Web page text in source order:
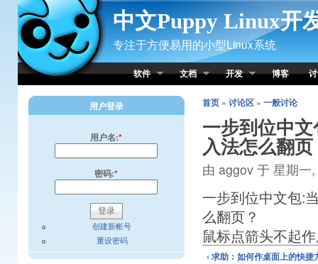
Skip to Content
中文Puppy Linux开
专注于方便易用的小型Linux系统
软件 文档 开发 博客
首页» 讨论区» 一般讨论
一步到位中
入法怎么翻页
由 aggov 于 星期一
一步到位中文包:
么翻页？
鼠标点箭头不起
‹ 求助：如何作桌面上的快捷
用户登录
用户名:*
密码:*
创建新帐号
重设密码